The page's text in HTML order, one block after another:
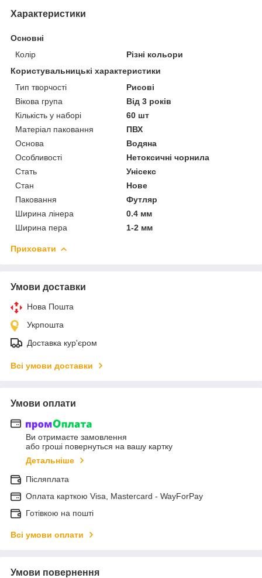
Характеристики
Основні
Колір
Різні кольори
Користувальницькі характеристики
Тип творчості
Рисові
Вікова група
Від 3 років
Кількість у наборі
60 шт
Матеріал паковання
ПВХ
Основа
Водяна
Особливості
Нетоксичні чорнила
Стать
Унісекс
Стан
Нове
Паковання
Футляр
Ширина лінера
0.4 мм
Ширина пера
1-2 мм
Приховати
Умови доставки
Нова Пошта
Укрпошта
Доставка кур'єром
Всі умови доставки
Умови оплати
Ви отримаєте замовлення
або гроші повернуться на вашу картку
Детальніше
Післяплата
Оплата карткою Visa, Mastercard - WayForPay
Готівкою на пошті
Всі умови оплати
Умови повернення